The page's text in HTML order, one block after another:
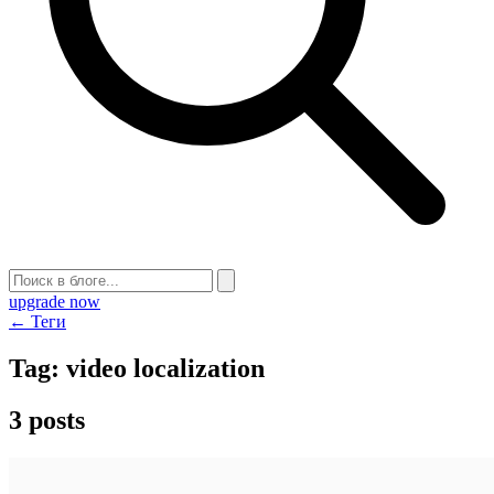
upgrade now
← Теги
Tag: video localization
3 posts